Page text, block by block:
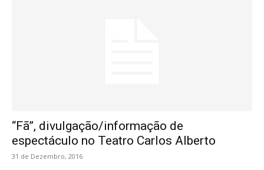
“Fã”, divulgação/informação de
espectáculo no Teatro Carlos Alberto
31 de Dezembro, 2016